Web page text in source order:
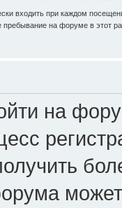
входить при каждом
пребывание на форуме в этот
на
может